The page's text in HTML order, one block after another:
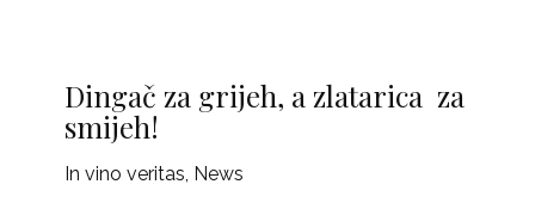
Dingač za grijeh, a zlatarica za
smijeh!
In vino veritas, News